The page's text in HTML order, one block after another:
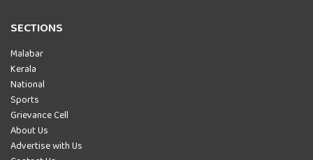
SECTIONS
Malabar
Kerala
National
Sports
Grievance Cell
About Us
Advertise with Us